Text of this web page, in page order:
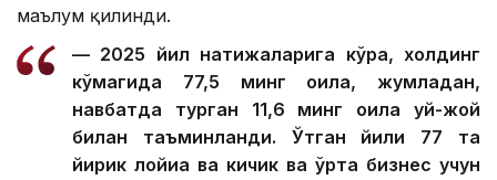
маълум қилинди.
— 2025 йил натижаларига кўра, холдинг
кўмагида 77,5 минг оила, жумладан,
навбатда турган 11,6 минг оила уй-жой
билан таъминланди. Ўтган йили 77 та
йирик лойиҳа ва кичик ва ўрта бизнес учун